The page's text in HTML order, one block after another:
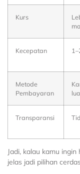
Kurs
Kecepatan
Metode
Pembayaran
Transparansi
Jadi, kalau kamu
jelas jadi pilihan